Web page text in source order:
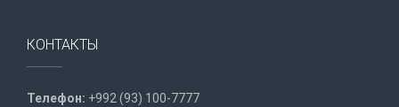
КОНТАКТЫ
Телефон: +992 (93) 100-7777